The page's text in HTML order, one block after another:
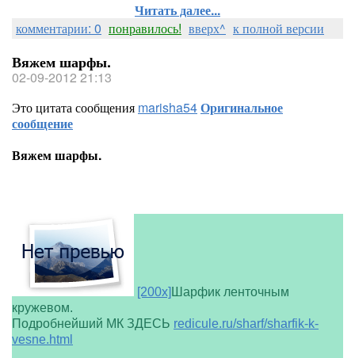
Читать далее...
комментарии: 0 понравилось! вверх^ к полной версии
Вяжем шарфы.
02-09-2012 21:13
Это цитата сообщения marisha54Оригинальное
сообщение
Вяжем шарфы.
[200x] Шарфик ленточным
кружевом.
Подробнейший МК ЗДЕСЬ redicule.ru/sharf/sharfik-k-
vesne.html